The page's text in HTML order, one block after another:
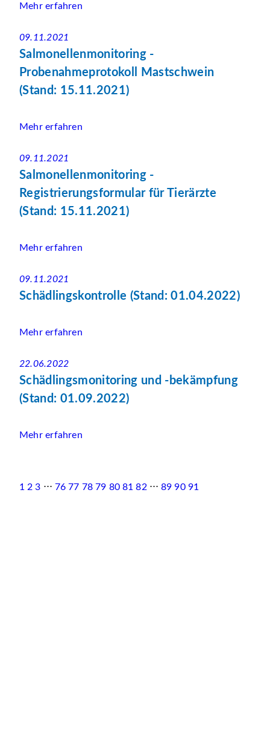
Mehr erfahren
09.11.2021
Salmonellenmonitoring -
Probenahmeprotokoll Mastschwein
(Stand: 15.11.2021)
Mehr erfahren
09.11.2021
Salmonellenmonitoring -
Registrierungsformular für Tierärzte
(Stand: 15.11.2021)
Mehr erfahren
09.11.2021
Schädlingskontrolle (Stand: 01.04.2022)
Mehr erfahren
22.06.2022
Schädlingsmonitoring und -bekämpfung
(Stand: 01.09.2022)
Mehr erfahren
1 2 3 ⋅⋅⋅ 76 77 78 79 80 81 82⋅⋅⋅ 89 90 91